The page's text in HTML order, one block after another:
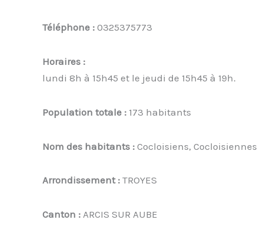
Téléphone : 0325375773
Horaires :
lundi 8h à 15h45 et le jeudi de 15h45 à 19h.
Population totale : 173 habitants
Nom des habitants : Cocloisiens, Cocloisiennes
Arrondissement : TROYES
Canton : ARCIS SUR AUBE